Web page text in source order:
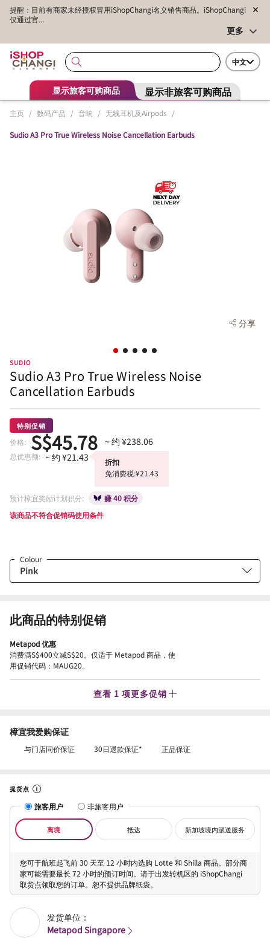
提醒：目前有商家未经授权冒用iShopChangi名义销售商品。iShopChangi
仅通过官...
更多
中文
显示旅客可购商品 显示非旅客可购商品
主页 / 数码产品 / 音响 / 无线耳机及Airpods /
Sudio A3 Pro True Wireless Noise Cancellation Earbuds
分享
SUDIO
Sudio A3 Pro True Wireless Noise
Cancellation Earbuds
特别促销
价格: S$45.78 ~ 约 ¥238.06
总优惠额: ~ 约 ¥21.43
折扣
免消费税:¥21.43
预计樟宜奖励计划积分:
赚 40 积分
该商品不符合促销码使用条件
Colour
此商品的特别促销
Metapod 优惠
消费满S$400立减S$20。仅适于 Metapod 商品，使
用促销代码：MAUG20。
查看 1 项更多促销
樟宜我爱购保证
与门店同价保证 30日退款保证* 正品保证
提货点
旅客用户 非旅客用户
离境 抵达 新加坡境内派送服务
您可于航班起飞前 30 天至 12 小时内选购 Lotte 和 Shilla 商品。部分商
家可能需要最长 72 小时的预订时间。请于出发转机区的 iShopChangi
取货点领取您的订单。恕不提供品牌纸袋。
发货单位：
Metapod Singapore